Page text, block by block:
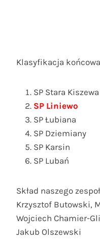
Klasyfikacja
SP Stara Kiszewa
SP Liniewo
SP Łubiana
SP Dziemiany
SP Karsin
SP Lubań
Skład naszego
Krzysztof Butowski,
Wojciech Chamier-
Jakub Olszewski